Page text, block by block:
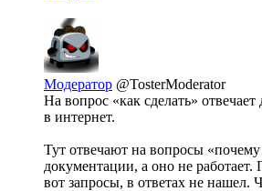
Модератор @TosterModerator
На вопрос «как сделать»
в интернет.
Тут отвечают на вопросы «почему
документации, а оно не работает.
вот запросы, в ответах не нашел.